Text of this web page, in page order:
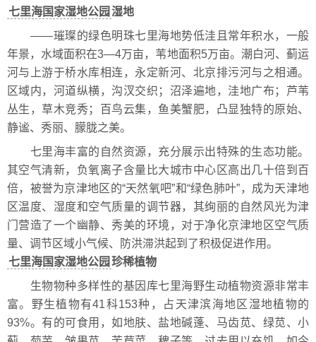
七里海国家湿地公园 湿地
——璀璨的绿色明珠七里海地势低洼且常年积水，一般
年景，水域面积在3—4万亩，苇地面积5万亩。潮白河、蓟运
河与上游于桥水库相连，永定新河、北京排污河与之相通。
区域内，河道纵横，沟汊交织；沼泽遍地，洼地广布；芦苇
丛生，草木竞秀；百鸟云集，鱼美蟹肥，凸显独特的原始、
静谧、秀丽、朦胧之美。
七里海丰富的自然资源，充分展示出特殊的生态功能。
其空气清新，负氧离子含量比大城市中心区高出几十倍到百
倍，被誉为京津地区的“天然氧吧”和“绿色肺叶”，成为天津地
区温度、湿度和空气质量的调节器，其绚丽的自然风光为津
门营造了一个幽静、秀美的环境，对于净化京津地区空气质
量、调节区域小气候、防洪滞洪起到了积极促进作用。
七里海国家湿地公园 珍稀植物
生物物种多样性的基因库七里海野生动植物资源非常丰
富。野生植物有41科153种，占天津滨海地区湿地植物的
93%。有的可食用，如地肤、盐地碱蓬、马齿苋、绿苋、小